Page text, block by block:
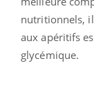
nutritionnels,
aux apéritifs
glycémique.